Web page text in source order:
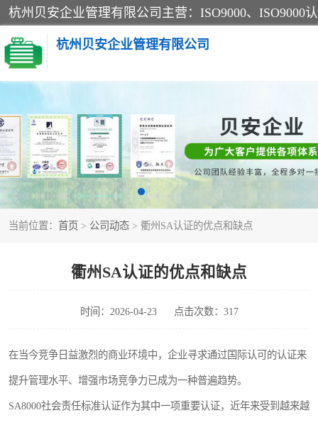
杭州贝安企业管理有限公司
当前位置： 首页 > 公司动态 > 衢州SA认证的优点和缺点
衢州SA认证的优点和缺点
时间：2026-04-23 点击次数：317
在当今竞争日益激烈的商业环境中，企业寻求通过国际认可的认证来
提升管理水平、增强市场竞争力已成为一种普遍趋势。
SA8000社会责任标准认证作为其中一项重要认证，近年来受到越来越
CE认证
SA认证
OHSAS18001认证
45001认证